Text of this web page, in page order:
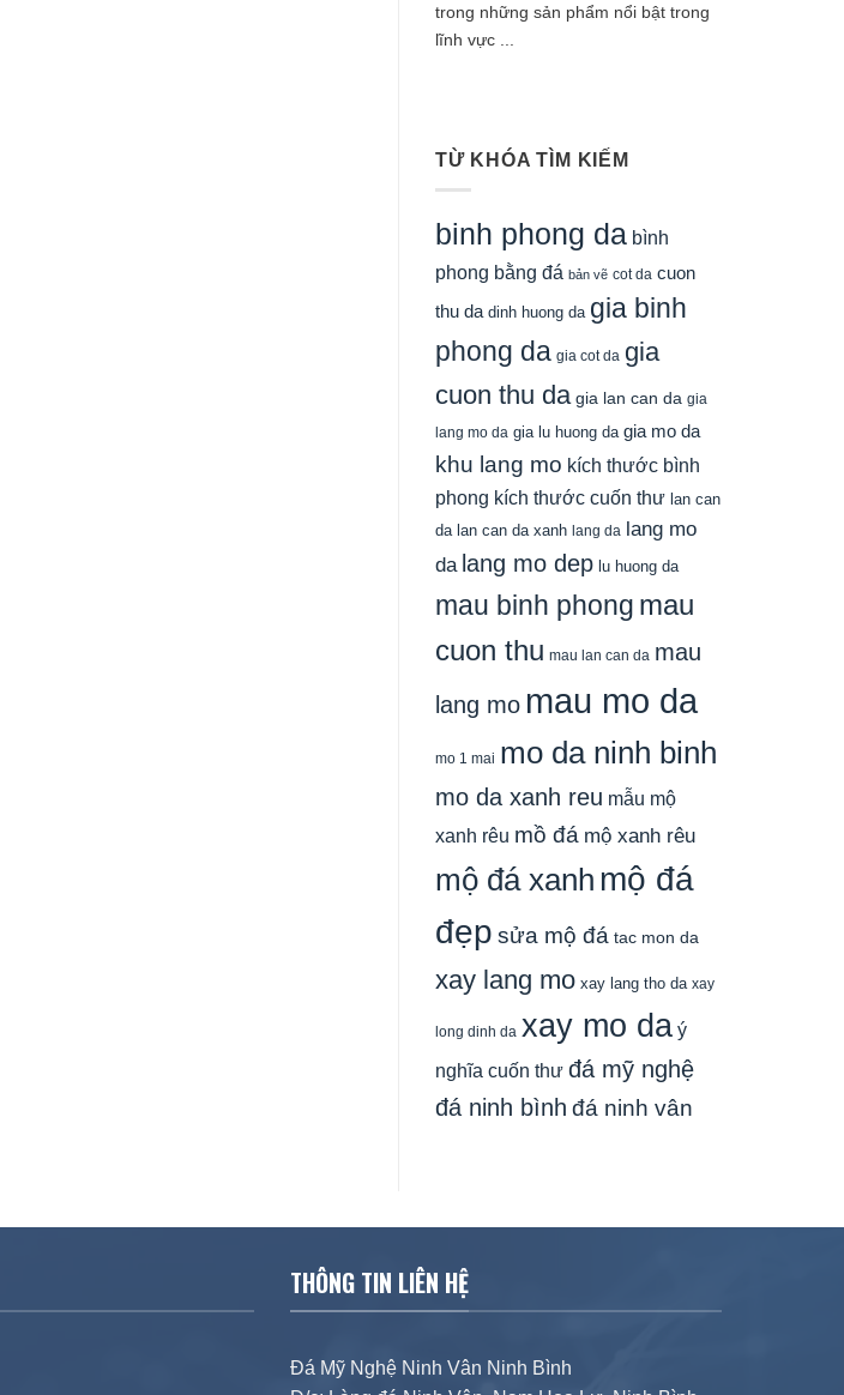
trong những sản phẩm nổi bật trong
lĩnh vực ...
TỪ KHÓA TÌM KIẾM
binh phong da bình
phong bằng đá bản vẽ cot da cuon
thu da dinh huong da gia binh
phong da gia cot da gia
cuon thu da gia lan can da gia
lang mo da gia lu huong da gia mo da
khu lang mo kích thước bình
phong kích thước cuốn thư lan can
da lan can da xanh lang da lang mo
da lang mo dep lu huong da
mau binh phong mau
cuon thu mau lan can da mau
lang mo mau mo da
mo 1 mai mo da ninh binh
mo da xanh reu mẫu mộ
xanh rêu mồ đá mộ xanh rêu
mộ đá xanh mộ đá
đẹp sửa mộ đá tac mon da
xay lang mo xay lang tho da xay
long dinh da xay mo da ý
nghĩa cuốn thư đá mỹ nghệ
đá ninh bình đá ninh vân
THÔNG TIN LIÊN HỆ
Đá Mỹ Nghệ Ninh Vân Ninh Bình